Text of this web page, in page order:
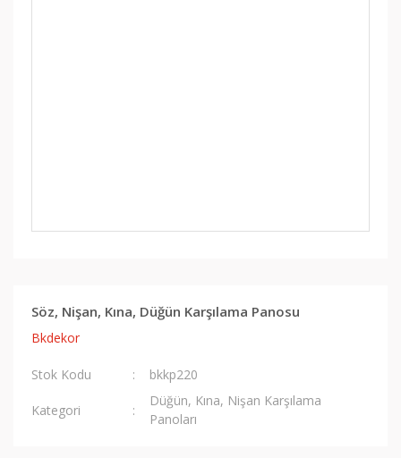
Söz, Nişan, Kına, Düğün Karşılama Panosu
Bkdekor
Stok Kodu bkkp220
Kategori
Düğün, Kına, Nişan Karşılama
Panoları